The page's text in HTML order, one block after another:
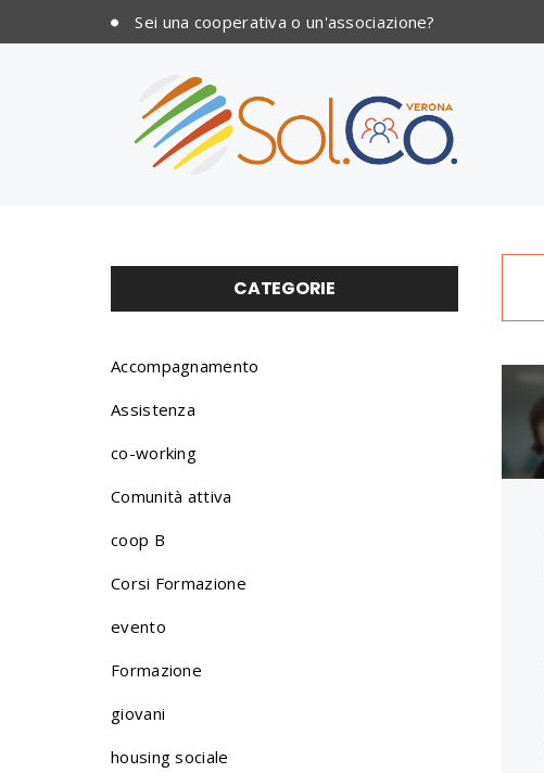
Sei una cooperativa o un'associazione?
CATEGORIE
Accompagnamento
Assistenza
co-working
Comunità attiva
coop B
Corsi Formazione
evento
Formazione
giovani
housing sociale